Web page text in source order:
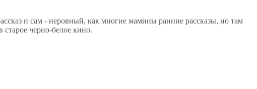
и сам - неровный, как многие мамины ранние рассказы, но там
черно-белое кино.